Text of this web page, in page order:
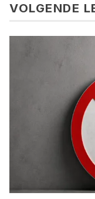
VOLGENDE